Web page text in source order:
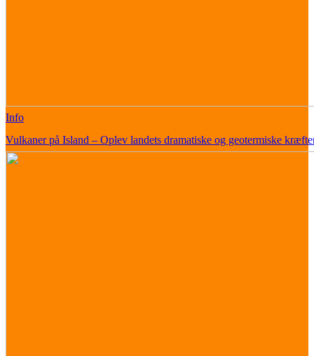
Info
Vulkaner på Island – Oplev landets dramatiske og geotermiske